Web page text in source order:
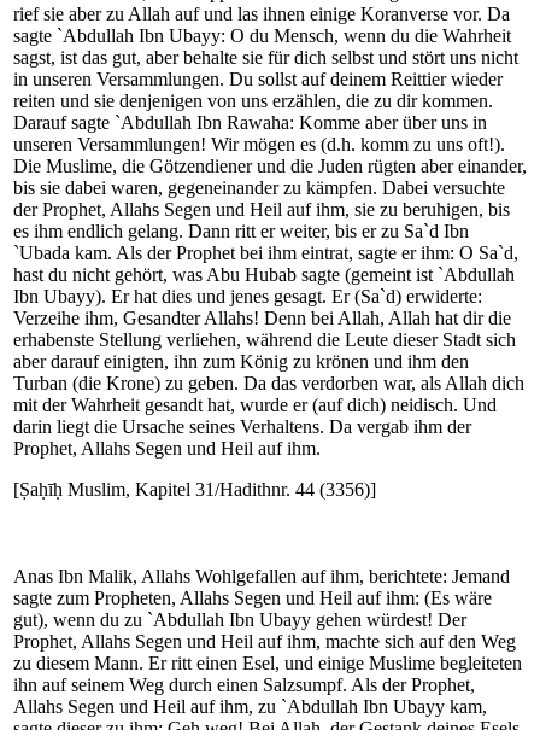
rief sie aber zu Allah auf und las ihnen einige Koranverse vor. Da
sagte `Abdullah Ibn Ubayy: O du Mensch, wenn du die Wahrheit
sagst, ist das gut, aber behalte sie für dich selbst und stört uns nicht
in unseren Versammlungen. Du sollst auf deinem Reittier wieder
reiten und sie denjenigen von uns erzählen, die zu dir kommen.
Darauf sagte `Abdullah Ibn Rawaha: Komme aber über uns in
unseren Versammlungen! Wir mögen es (d.h. komm zu uns oft!).
Die Muslime, die Götzendiener und die Juden rügten aber einander,
bis sie dabei waren, gegeneinander zu kämpfen. Dabei versuchte
der Prophet, Allahs Segen und Heil auf ihm, sie zu beruhigen, bis
es ihm endlich gelang. Dann ritt er weiter, bis er zu Sa`d Ibn
`Ubada kam. Als der Prophet bei ihm eintrat, sagte er ihm: O Sa`d,
hast du nicht gehört, was Abu Hubab sagte (gemeint ist `Abdullah
Ibn Ubayy). Er hat dies und jenes gesagt. Er (Sa`d) erwiderte:
Verzeihe ihm, Gesandter Allahs! Denn bei Allah, Allah hat dir die
erhabenste Stellung verliehen, während die Leute dieser Stadt sich
aber darauf einigten, ihn zum König zu krönen und ihm den
Turban (die Krone) zu geben. Da das verdorben war, als Allah dich
mit der Wahrheit gesandt hat, wurde er (auf dich) neidisch. Und
darin liegt die Ursache seines Verhaltens. Da vergab ihm der
Prophet, Allahs Segen und Heil auf ihm.
[Ṣaḥīḥ Muslim, Kapitel 31/Hadithnr. 44 (3356)]
Anas Ibn Malik, Allahs Wohlgefallen auf ihm, berichtete: Jemand
sagte zum Propheten, Allahs Segen und Heil auf ihm: (Es wäre
gut), wenn du zu `Abdullah Ibn Ubayy gehen würdest! Der
Prophet, Allahs Segen und Heil auf ihm, machte sich auf den Weg
zu diesem Mann. Er ritt einen Esel, und einige Muslime begleiteten
ihn auf seinem Weg durch einen Salzsumpf. Als der Prophet,
Allahs Segen und Heil auf ihm, zu `Abdullah Ibn Ubayy kam,